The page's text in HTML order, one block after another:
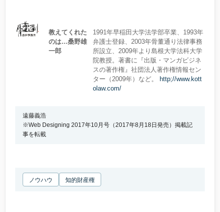
教えてくれた
のは…桑野雄
一郎
1991年早稲田大学法学部卒業、1993年
弁護士登録、2003年骨董通り法律事務
所設立、2009年より島根大学法科大学
院教授。著書に『出版・マンガビジネ
スの著作権』社団法人著作権情報セン
ター（2009年）など。
http;//www.kott
olaw.com/
遠藤義浩
※Web Designing 2017年10月号（2017年8月18日発売）掲載記
事を転載
ノウハウ 知的財産権